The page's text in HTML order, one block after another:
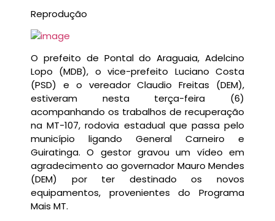
Reprodução
O prefeito de Pontal do Araguaia, Adelcino
Lopo (MDB), o vice-prefeito Luciano Costa
(PSD) e o vereador Claudio Freitas (DEM),
estiveram nesta terça-feira (6)
acompanhando os trabalhos de recuperação
na MT-107, rodovia estadual que passa pelo
município ligando General Carneiro e
Guiratinga. O gestor gravou um vídeo em
agradecimento ao governador Mauro Mendes
(DEM) por ter destinado os novos
equipamentos, provenientes do Programa
Mais MT.